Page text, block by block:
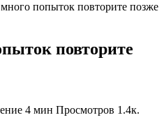
попыток повторите позже
повторите
4 мин Просмотров 1.4к.